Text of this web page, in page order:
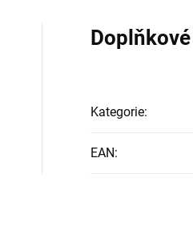
Kategorie:
EAN: